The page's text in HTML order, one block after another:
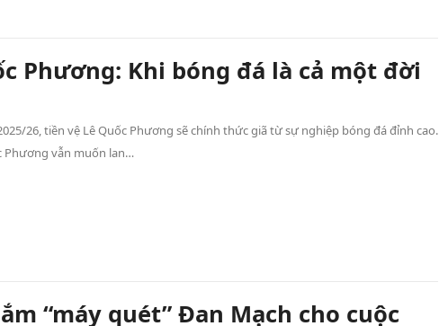
Phương: Khi bóng đá là cả một đời
26, tiền vệ Lê Quốc Phương sẽ chính thức giã từ sự nghiệp bóng đá đỉnh cao.
Phương vẫn muốn lan…
“máy quét” Đan Mạch cho cuộc